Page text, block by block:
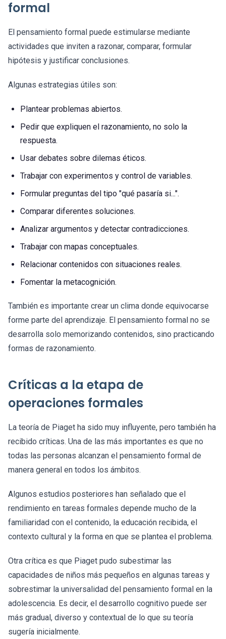
formal
El pensamiento formal puede estimularse mediante
actividades que inviten a razonar, comparar, formular
hipótesis y justificar conclusiones.
Algunas estrategias útiles son:
Plantear problemas abiertos.
Pedir que expliquen el razonamiento, no solo la
respuesta.
Usar debates sobre dilemas éticos.
Trabajar con experimentos y control de variables.
Formular preguntas del tipo "qué pasaría si...".
Comparar diferentes soluciones.
Analizar argumentos y detectar contradicciones.
Trabajar con mapas conceptuales.
Relacionar contenidos con situaciones reales.
Fomentar la metacognición.
También es importante crear un clima donde equivocarse
forme parte del aprendizaje. El pensamiento formal no se
desarrolla solo memorizando contenidos, sino practicando
formas de razonamiento.
Críticas a la etapa de
operaciones formales
La teoría de Piaget ha sido muy influyente, pero también ha
recibido críticas. Una de las más importantes es que no
todas las personas alcanzan el pensamiento formal de
manera general en todos los ámbitos.
Algunos estudios posteriores han señalado que el
rendimiento en tareas formales depende mucho de la
familiaridad con el contenido, la educación recibida, el
contexto cultural y la forma en que se plantea el problema.
Otra crítica es que Piaget pudo subestimar las
capacidades de niños más pequeños en algunas tareas y
sobrestimar la universalidad del pensamiento formal en la
adolescencia. Es decir, el desarrollo cognitivo puede ser
más gradual, diverso y contextual de lo que su teoría
sugería inicialmente.